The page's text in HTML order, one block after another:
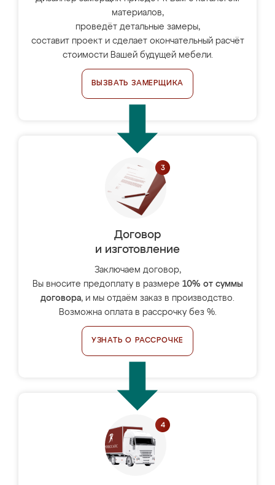
материалов,
проведёт детальные замеры,
составит проект и сделает окончательный расчёт
стоимости Вашей будущей мебели.
ВЫЗВАТЬ ЗАМЕРЩИКА
Договор
и изготовление
Заключаем договор,
Вы вносите предоплату в размере 10% от суммы
договора, и мы отдаём заказ в производство.
Возможна оплата в рассрочку без %.
УЗНАТЬ О РАССРОЧКЕ